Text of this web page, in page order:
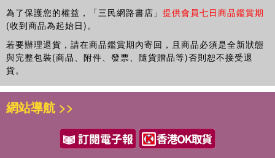
為了保護您的權益，「三民網路書店」 提供會員七日商品鑑賞期
(收到商品為起始日)。
若要辦理退貨，請在商品鑑賞期內寄回，且商品必須是全新狀態
與完整包裝(商品、附件、發票、隨貨贈品等)否則恕不接受退
貨。
網站導航 >>